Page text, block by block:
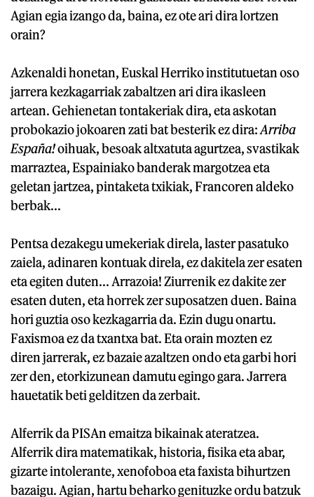
Agian egia izango da, baina, ez ote ari dira lortzen
orain?
Azkenaldi honetan, Euskal Herriko institutuetan oso
jarrera kezkagarriak zabaltzen ari dira ikasleen
artean. Gehienetan tontakeriak dira, eta askotan
probokazio jokoaren zati bat besterik ez dira:Arriba
España!oihuak, besoak altxatuta agurtzea, svastikak
marraztea, Espainiako banderak margotzea eta
geletan jartzea, pintaketa txikiak, Francoren aldeko
berbak...
Pentsa dezakegu umekeriak direla, laster pasatuko
zaiela, adinaren kontuak direla, ez dakitela zer esaten
eta egiten duten... Arrazoia! Ziurrenik ez dakite zer
esaten duten, eta horrek zer suposatzen duen. Baina
hori guztia oso kezkagarria da. Ezin dugu onartu.
Faxismoa ez da txantxa bat. Eta orain mozten ez
diren jarrerak, ez bazaie azaltzen ondo eta garbi hori
zer den, etorkizunean damutu egingo gara. Jarrera
hauetatik beti gelditzen da zerbait.
Alferrik da PISAn emaitza bikainak ateratzea.
Alferrik dira matematikak, historia, fisika eta abar,
gizarte intolerante, xenofoboa eta faxista bihurtzen
bazaigu. Agian, hartu beharko genituzke ordu batzuk